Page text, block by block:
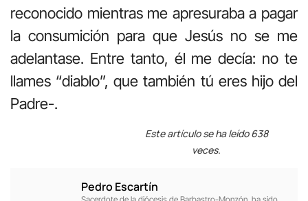
reconocido mientras me apresuraba a pagar
la consumición para que Jesús no se me
adelantase. Entre tanto, él me decía: no te
llames “diablo”, que también tú eres hijo del
Padre-.
Este artículo se ha leído 638
veces.
Pedro Escartín